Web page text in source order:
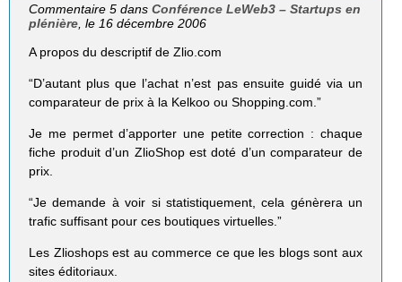
Commentaire 5 dansConférence LeWeb3 – Startups en
plénière , le 16 décembre 2006
A propos du descriptif de Zlio.com
“D’autant plus que l’achat n’est pas ensuite guidé via un
comparateur de prix à la Kelkoo ou Shopping.com.”
Je me permet d’apporter une petite correction : chaque
fiche produit d’un ZlioShop est doté d’un comparateur de
prix.
“Je demande à voir si statistiquement, cela génèrera un
trafic suffisant pour ces boutiques virtuelles.”
Les Zlioshops est au commerce ce que les blogs sont aux
sites éditoriaux.